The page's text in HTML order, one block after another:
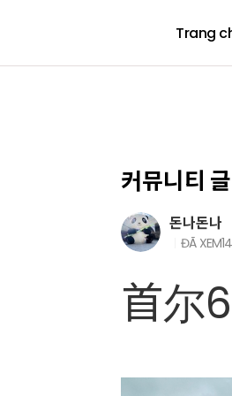
Trang
커뮤니티 글
돈나돈나
ĐÃ XEM
首尔